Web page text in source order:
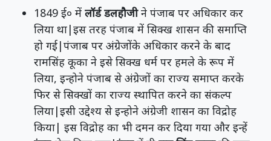
1849 ई० में लॉर्ड डलहौजीने पंजाब पर अधिकार कर
लिया था|इस तरह पंजाब में सिक्ख शासन की समाप्ति
हो गई|पंजाब पर अंग्रेजोंके अधिकार करने के बाद
रामसिंह कूका ने इसे सिक्ख धर्म पर हमले के रूप में
लिया, इन्होने पंजाब से अंग्रेजों का राज्य समाप्त करके
फिर से सिक्खों का राज्य स्थापित करने का संकल्प
लिया|इसी उद्देश्य से इन्होने अंग्रेजी शासन का विद्रोह
किया| इस विद्रोह का भी दमन कर दिया गया और इन्हें